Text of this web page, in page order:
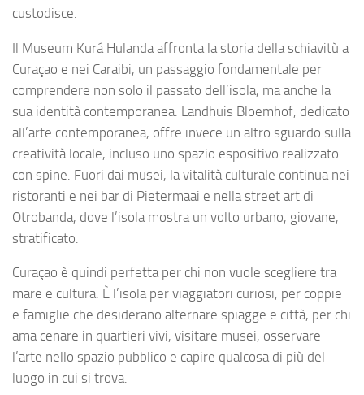
custodisce.
Il Museum Kurá Hulanda affronta la storia della schiavitù a
Curaçao e nei Caraibi, un passaggio fondamentale per
comprendere non solo il passato dell’isola, ma anche la
sua identità contemporanea. Landhuis Bloemhof, dedicato
all’arte contemporanea, offre invece un altro sguardo sulla
creatività locale, incluso uno spazio espositivo realizzato
con spine. Fuori dai musei, la vitalità culturale continua nei
ristoranti e nei bar di Pietermaai e nella street art di
Otrobanda, dove l’isola mostra un volto urbano, giovane,
stratificato.
Curaçao è quindi perfetta per chi non vuole scegliere tra
mare e cultura. È l’isola per viaggiatori curiosi, per coppie
e famiglie che desiderano alternare spiagge e città, per chi
ama cenare in quartieri vivi, visitare musei, osservare
l’arte nello spazio pubblico e capire qualcosa di più del
luogo in cui si trova.